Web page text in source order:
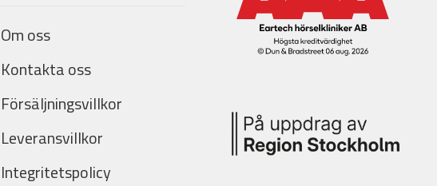
Om oss
Kontakta oss
Försäljningsvillkor
Leveransvillkor
Integritetspolicy